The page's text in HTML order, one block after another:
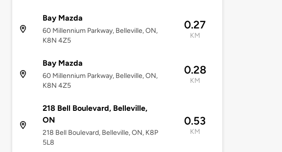
Bay Mazda
60 Millennium Parkway, Belleville, ON,
K8N 4Z5
0.27
KM
Bay Mazda
60 Millennium Parkway, Belleville, ON,
K8N 4Z5
0.28
KM
218 Bell Boulevard, Belleville,
ON
218 Bell Boulevard, Belleville, ON, K8P
5L8
0.53
KM